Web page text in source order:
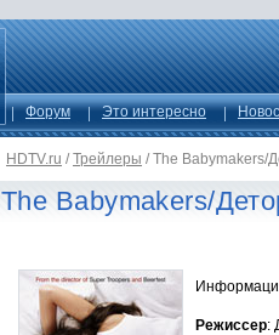
Форум Это интересно
HDTV.ru / Трейлеры / The Babymakers/
The Babymakers/
Режиссер: